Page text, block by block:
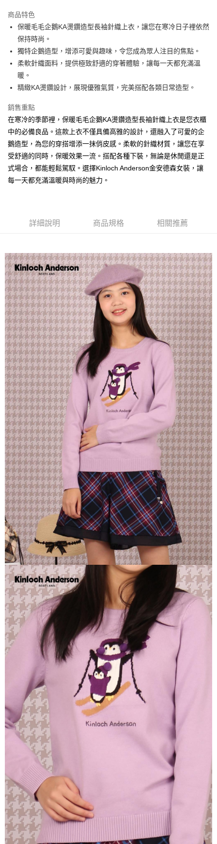
街口支付
悠遊付
ATM付款
運送方式
每筆NT$60，滿NT$1,000(含以上)免運費
付款後7-11取貨
每筆NT$60，滿NT$1,000(含以上)免運費
免運費
商品特色
保暖毛毛企鵝KA燙鑽造型長袖針織上衣，讓您在寒冷日子裡依然
保持時尚。
獨特企鵝造型，增添可愛與趣味，令您成為眾人注目的焦點。
柔軟針織面料，提供極致舒適的穿著體驗，讓每一天都充滿溫
暖。
精緻KA燙鑽設計，展現優雅氣質，完美搭配各類日常造型。
銷售重點
在寒冷的季節裡，保暖毛毛企鵝KA燙鑽造型長袖針織上衣是您衣櫃
中的必備良品。這款上衣不僅具備高雅的設計，還融入了可愛的企
鵝造型，為您的穿搭增添一抹俏皮感。柔軟的針織材質，讓您在享
受舒適的同時，保暖效果一流。搭配各種下裝，無論是休閒還是正
式場合，都能輕鬆駕馭。選擇Kinloch Anderson金安德森女裝，讓
每一天都充滿溫暖與時尚的魅力。
詳細說明 商品規格 相關推薦